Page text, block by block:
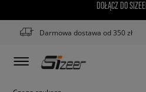
DOŁĄCZ DO
Darmowa dostawa od 350 zł